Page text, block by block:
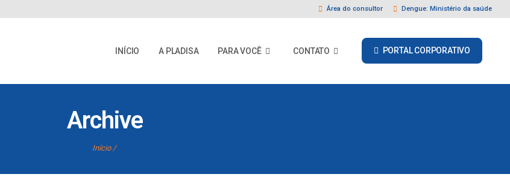
Área do consultor Dengue: Ministério da saúde
INÍCIO A PLADISA PARA VOCÊ CONTATO PORTAL CORPORATIVO
Archive
Início